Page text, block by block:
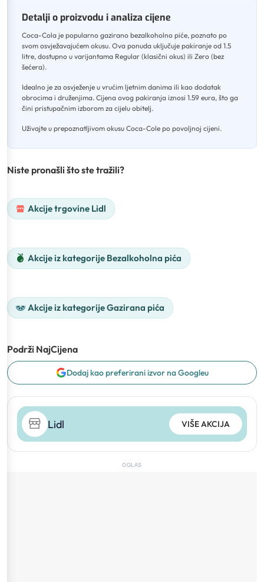
Detalji o proizvodu i analiza cijene
Coca-Cola je popularno gazirano bezalkoholno piće, poznato po
svom osvježavajućem okusu. Ova ponuda uključuje pakiranje od 1.5
litre, dostupno u varijantama Regular (klasični okus) ili Zero (bez
šećera).
Idealno je za osvježenje u vrućim ljetnim danima ili kao dodatak
obrocima i druženjima. Cijena ovog pakiranja iznosi 1.59 eura, što ga
čini pristupačnim izborom za cijelu obitelj.
Uživajte u prepoznatljivom okusu Coca-Cole po povoljnoj cijeni.
Niste pronašli što ste tražili?
Akcije trgovine Lidl
Akcije iz kategorije Bezalkoholna pića
Akcije iz kategorije Gazirana pića
Podrži NajCijena
Dodaj kao preferirani izvor na Googleu
Lidl VIŠE AKCIJA
OGLAS